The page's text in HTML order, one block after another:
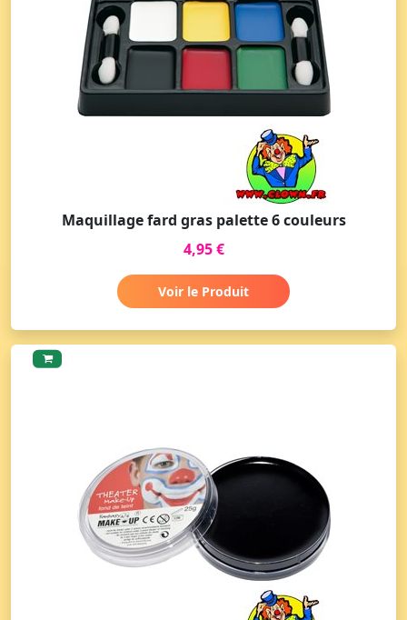
Maquillage fard gras palette 6 couleurs
4,95 €
Voir le Produit